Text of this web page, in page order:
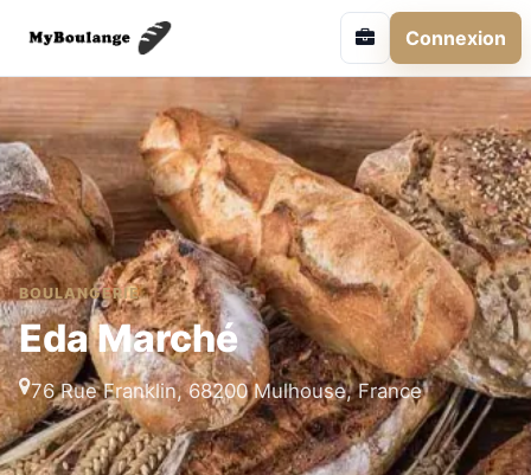
Connexion
BOULANGERIE
Eda Marché
76 Rue Franklin, 68200 Mulhouse, France